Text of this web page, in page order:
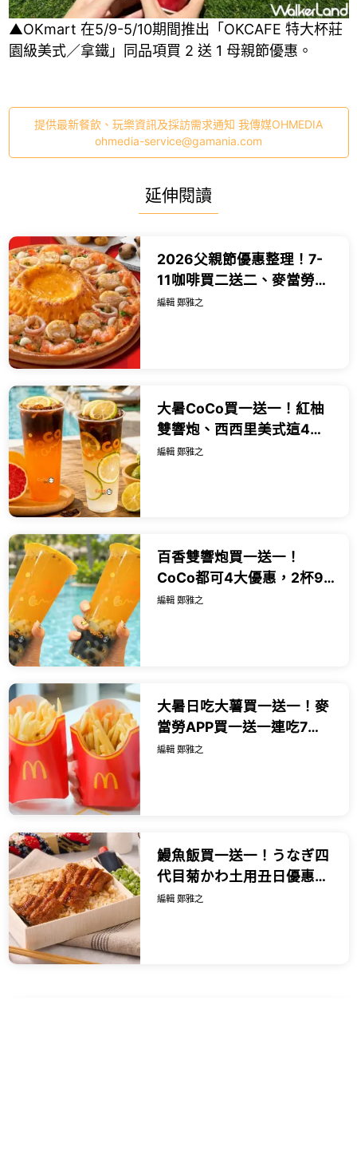
▲OKmart 在5/9-5/10期間推出「OKCAFE 特大杯莊
園級美式／拿鐵」同品項買 2 送 1 母親節優惠。
提供最新餐飲、玩樂資訊及採訪需求通知 我傳媒OHMEDIA
ohmedia-service@gamania.com
延伸閱讀
2026父親節優惠整理！7-
11咖啡買二送二、麥當勞買
一送一，11間超商速食優惠
編輯 鄭雅之
大暑CoCo買一送一！紅柚
雙響炮、西西里美式這4
款，26天外送買一送一喝起
編輯 鄭雅之
百香雙響炮買一送一！
CoCo都可4大優惠，2杯99
元、買一送一8月消暑喝這
編輯 鄭雅之
大暑日吃大薯買一送一！麥
當勞APP買一送一連吃7
天，薯條 冰炫風 薯餅都有。
編輯 鄭雅之
鰻魚飯買一送一！うなぎ四
代目菊かわ土用丑日優惠，
這3天吃鰻丼買一送一。
編輯 鄭雅之